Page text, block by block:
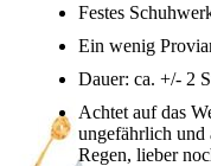
Festes
Ein wenig
Dauer: ca. +/- 2
Achtet auf das
ungefährlich und
Regen, lieber